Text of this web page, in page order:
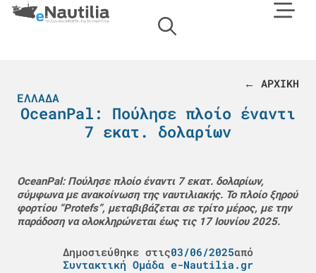
← ΑΡΧΙΚΗ
ΕΛΛΆΔΑ
OceanPal: Πούλησε πλοίο έναντι
7 εκατ. δολαρίων
OceanPal: Πούλησε πλοίο έναντι 7 εκατ. δολαρίων,
σύμφωνα με ανακοίνωση της ναυτιλιακής. Το πλοίο ξηρού
φορτίου “Protefs”, μεταβιβάζεται σε τρίτο μέρος, με την
παράδοση να ολοκληρώνεται έως τις 17 Ιουνίου 2025.
Δημοσιεύθηκε στις03/06/2025από
Συντακτική Ομάδα e-Nautilia.gr